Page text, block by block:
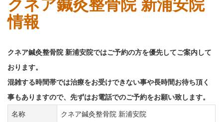
クネア鍼灸整骨院 新浦安院
情報
クネア鍼灸整骨院 新浦安院ではご予約の方を優先してご案内して
おります。
混雑する時間帯では治療をお受けできない事や長時間お待ち頂く
事もありますので、先ずはお電話でのご予約をお願い致します。
名称 クネア鍼灸整骨院 新浦安院